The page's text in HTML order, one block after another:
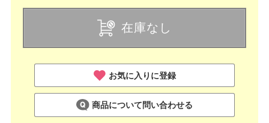
在庫なし
お気に入りに登録
商品について問い合わせる